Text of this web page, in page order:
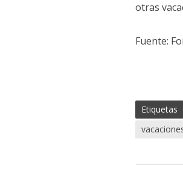
otras
Fuente:
Etiquetas